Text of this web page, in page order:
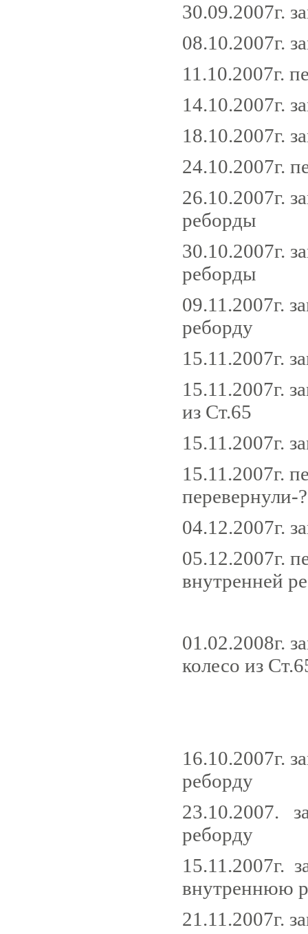
30.09.2007г.
08.10.2007г.
11.10.2007г.
14.10.2007г.
18.10.2007г.
24.10.2007г.
26.10.2007г.
реборды
30.10.2007г.
реборды
09.11.2007г.
реборду
15.11.2007г.
15.11.2007г.
из Ст.65
15.11.2007г.
15.11.2007г.
перевернули-?
04.12.2007г.
05.12.2007г.
внутренней
01.02.2008г.
колесо из
16.10.2007г.
реборду
23.10.2007.
реборду
15.11.2007г.
внутреннюю
21.11.2007г.